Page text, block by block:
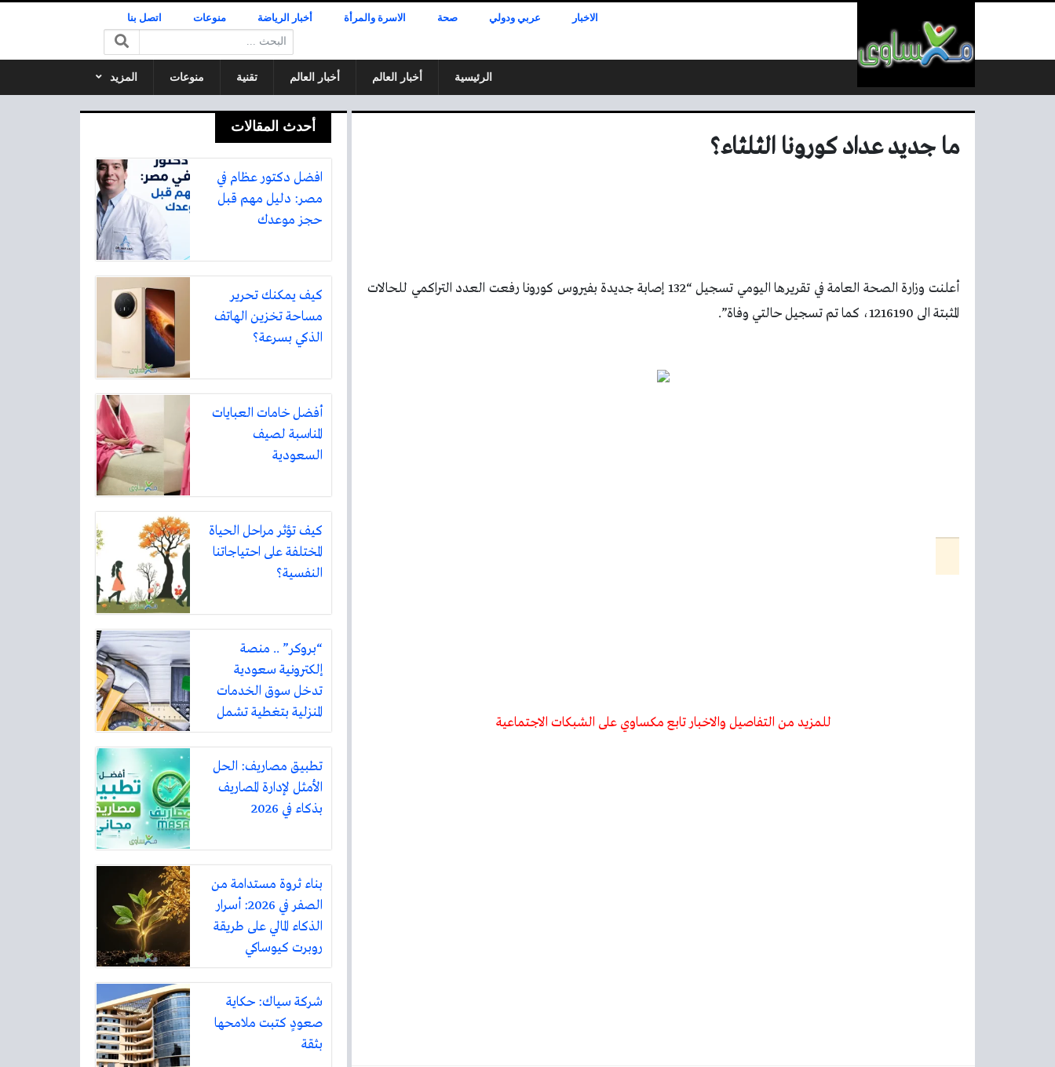
الاخبار عربي ودولي صحة الاسرة والمرأة أخبار الرياضة منوعات اتصل بنا
البحث:
الرئيسية أخبار العالم أخبار العالم تقنية منوعات المزيد
ما جديد عداد كورونا الثلثاء؟
أعلنت وزارة الصحة العامة في تقريرها اليومي تسجيل “132 إصابة جديدة بفيروس كورونا رفعت العدد التراكمي للحالات
المثبتة الى 1216190، كما تم تسجيل حالتي وفاة”.
للمزيد من التفاصيل والاخبار تابع مكساوي على الشبكات الاجتماعية
أحدث المقالات
افضل دكتور عظام في
مصر: دليل مهم قبل
حجز موعدك
كيف يمكنك تحرير
مساحة تخزين الهاتف
الذكي بسرعة؟
أفضل خامات العبايات
المناسبة لصيف
السعودية
كيف تؤثر مراحل الحياة
المختلفة على احتياجاتنا
النفسية؟
“بروكر” .. منصة
إلكترونية سعودية
تدخل سوق الخدمات
المنزلية بتغطية تشمل
أكثر من ثلاثين مدينة
تطبيق مصاريف: الحل
الأمثل لإدارة المصاريف
بذكاء في 2026
بناء ثروة مستدامة من
الصفر في 2026: أسرار
الذكاء المالي على طريقة
روبرت كيوساكي
شركة سياك: حكاية
صعودٍ كتبت ملامحها
بثقة